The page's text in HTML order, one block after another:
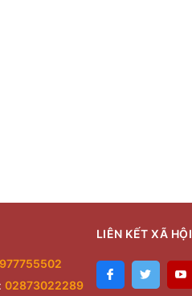
02873022289
LIÊN KẾT XÃ HỘI